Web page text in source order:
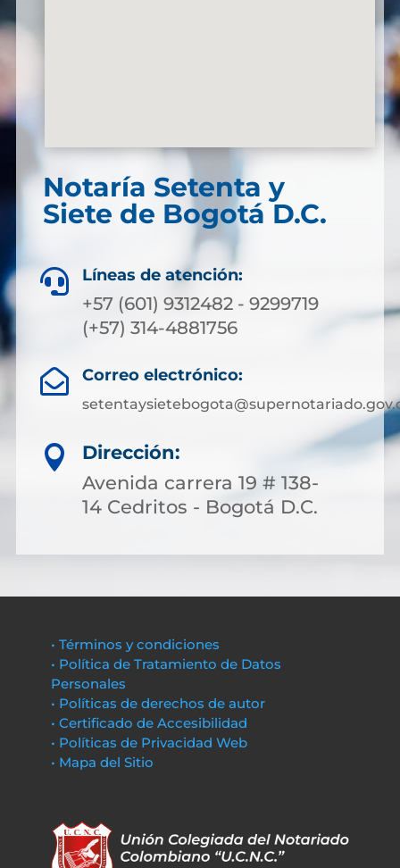
Notaría Setenta y
Siete de Bogotá D.C.
 Líneas de atención:
+57 (601) 9312482 - 9299719
(+57) 314-4881756
 Correo electrónico:

Dirección:
Avenida carrera 19 # 138-
14 Cedritos - Bogotá D.C.
• Términos y condiciones
• Política de Tratamiento de Datos
Personales
• Políticas de derechos de autor
• Certificado de Accesibilidad
• Políticas de Privacidad Web
• Mapa del Sitio